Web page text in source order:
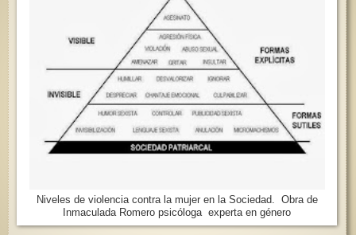
Niveles de violencia contra la mujer en la Sociedad. Obra de
Inmaculada Romero psicóloga experta en género